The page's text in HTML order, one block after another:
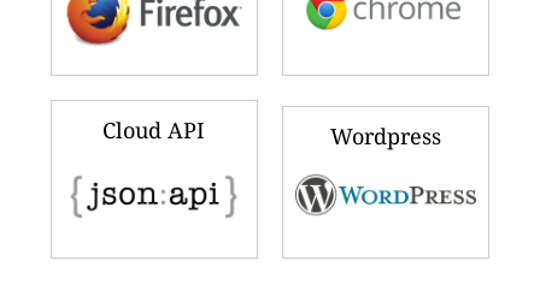
Wordpress
Cloud API